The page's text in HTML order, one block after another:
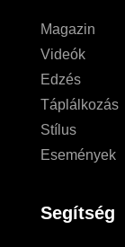
Magazin
Videók
Edzés
Táplálkozás
Stílus
Események
Segítség